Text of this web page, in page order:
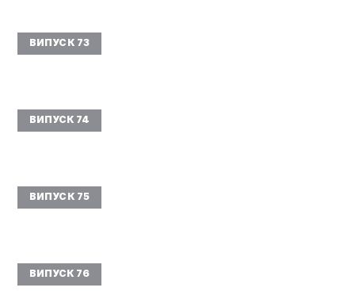
ВИПУСК 73
ВИПУСК 74
ВИПУСК 75
ВИПУСК 76